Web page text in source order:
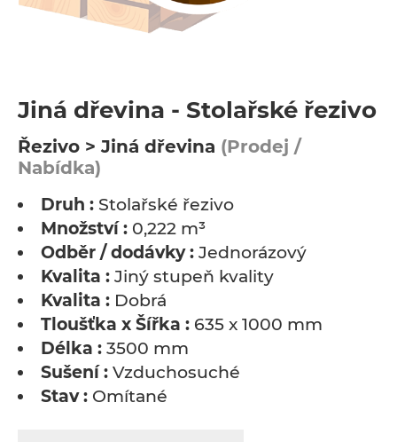
Jiná dřevina - Stolařské řezivo
Řezivo > Jiná dřevina (Prodej /
Nabídka)
Druh : Stolařské řezivo
Množství : 0,222 m³
Odběr / dodávky : Jednorázový
Kvalita : Jiný stupeň kvality
Kvalita : Dobrá
Tloušťka x Šířka : 635 x 1000 mm
Délka : 3500 mm
Sušení : Vzduchosuché
Stav : Omítané